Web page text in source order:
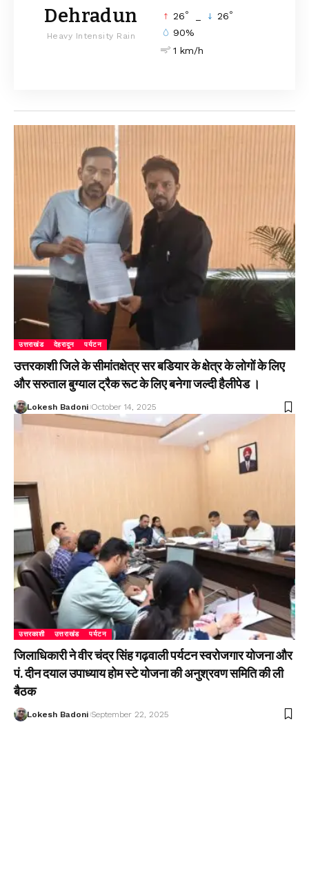
Dehradun
Heavy Intensity Rain
26° 26°
90%
1 km/h
उत्तराखंड देहरादून पर्यटन
उत्तरकाशी जिले के सीमांतक्षेत्र सर बडियार के क्षेत्र के लोगों के लिए
और सरुताल बुग्याल ट्रैक रूट के लिए बनेगा जल्दी हैलीपेड ।
Lokesh Badoni October 14, 2025
उत्तरकाशी उत्तराखंड पर्यटन
जिलाधिकारी ने वीर चंद्र सिंह गढ़वाली पर्यटन स्वरोजगार योजना और
पं. दीन दयाल उपाध्याय होम स्टे योजना की अनुश्रवण समिति की ली
बैठक
Lokesh Badoni September 22, 2025